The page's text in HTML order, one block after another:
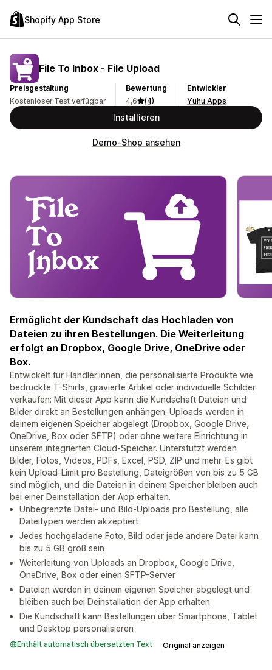
Shopify App Store
File To Inbox ‑ File Upload
Preisgestaltung
Kostenloser Test verfügbar
Bewertung
4,6
(4)
Entwickler
Yuhu Apps
Installieren
Demo-Shop ansehen
Ermöglicht der Kundschaft das Hochladen von
Dateien zu ihren Bestellungen. Die Weiterleitung
erfolgt an Dropbox, Google Drive, OneDrive oder
Box.
Entwickelt für Händler:innen, die personalisierte Produkte wie
bedruckte T-Shirts, gravierte Artikel oder individuelle Schilder
verkaufen: Mit dieser App kann die Kundschaft Dateien und
Bilder direkt an Bestellungen anhängen. Uploads werden in
deinem eigenen Speicher abgelegt (Dropbox, Google Drive,
OneDrive, Box oder SFTP) oder ohne weitere Einrichtung in
unserem integrierten Cloud-Speicher. Unterstützt werden
Bilder, Fotos, Videos, PDFs, Excel, PSD, ZIP und mehr. Es gibt
kein Upload-Limit pro Bestellung, Dateigrößen von bis zu 5 GB
sind möglich, und die Dateien in deinem Speicher bleiben auch
bei einer Deinstallation der App erhalten.
Unbegrenzte Datei- und Bild-Uploads pro Bestellung, alle
Dateitypen werden akzeptiert
Jedes hochgeladene Foto, Bild oder jede andere Datei kann
bis zu 5 GB groß sein
Weiterleitung von Uploads an Dropbox, Google Drive,
OneDrive, Box oder einen SFTP-Server
Dateien werden in deinem eigenen Speicher abgelegt und
bleiben auch bei Deinstallation der App erhalten
Die Kundschaft kann Bestellungen über Smartphone, Tablet
und Desktop personalisieren
Enthält automatisch übersetzten Text Original anzeigen